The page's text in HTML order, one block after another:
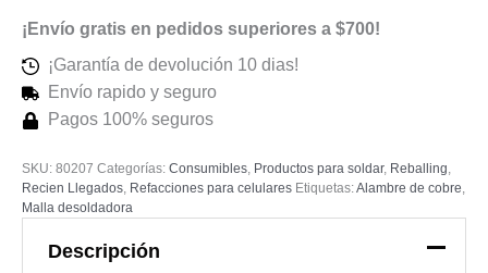
¡Envío gratis en pedidos superiores a $700!
¡Garantía de devolución 10 dias!
Envío rapido y seguro
Pagos 100% seguros
SKU: 80207 Categorías: Consumibles, Productos para soldar, Reballing,
Recien Llegados, Refacciones para celulares Etiquetas:Alambre de cobre,
Malla desoldadora
Descripción